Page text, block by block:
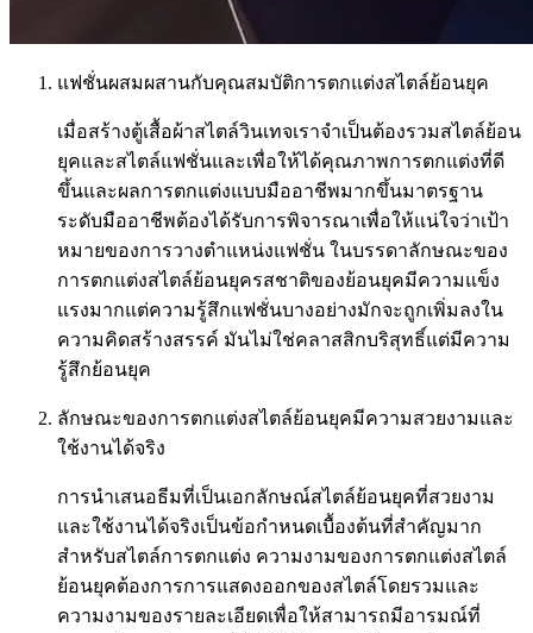
แฟชั่นผสมผสานกับคุณสมบัติการตกแต่งสไตล์ย้อนยุค
เมื่อสร้างตู้เสื้อผ้าสไตล์วินเทจเราจำเป็นต้องรวมสไตล์ย้อน
ยุคและสไตล์แฟชั่นและเพื่อให้ได้คุณภาพการตกแต่งที่ดี
ขึ้นและผลการตกแต่งแบบมืออาชีพมากขึ้นมาตรฐาน
ระดับมืออาชีพต้องได้รับการพิจารณาเพื่อให้แน่ใจว่าเป้า
หมายของการวางตำแหน่งแฟชั่น ในบรรดาลักษณะของ
การตกแต่งสไตล์ย้อนยุครสชาติของย้อนยุคมีความแข็ง
แรงมากแต่ความรู้สึกแฟชั่นบางอย่างมักจะถูกเพิ่มลงใน
ความคิดสร้างสรรค์ มันไม่ใช่คลาสสิกบริสุทธิ์แต่มีความ
รู้สึกย้อนยุค
ลักษณะของการตกแต่งสไตล์ย้อนยุคมีความสวยงามและ
ใช้งานได้จริง
การนำเสนอธีมที่เป็นเอกลักษณ์สไตล์ย้อนยุคที่สวยงาม
และใช้งานได้จริงเป็นข้อกำหนดเบื้องต้นที่สำคัญมาก
สำหรับสไตล์การตกแต่ง ความงามของการตกแต่งสไตล์
ย้อนยุคต้องการการแสดงออกของสไตล์โดยรวมและ
ความงามของรายละเอียดเพื่อให้สามารถมีอารมณ์ที่